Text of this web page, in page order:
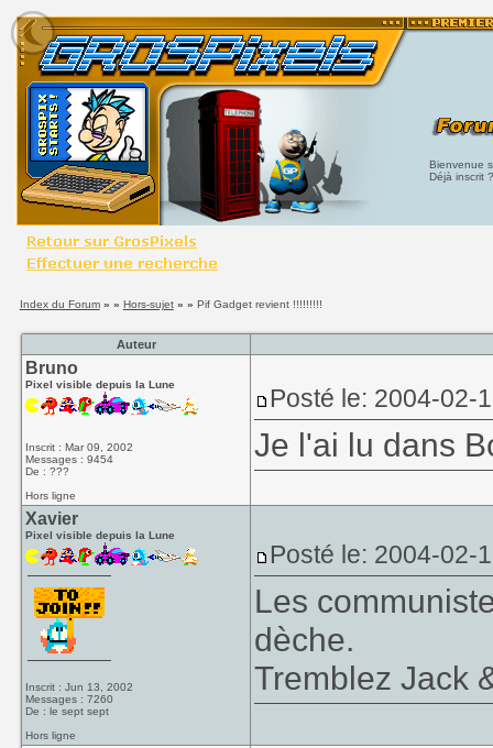
Bienvenue
Déjà inscrit
Index du Forum» » Hors-sujet» » Pif Gadget revient !!!!!!!!!
Auteur
Bruno
Pixel visible depuis la Lune
Inscrit : Mar 09, 2002
Messages : 9454
De : ???
Hors ligne
Posté le: 2004-02-
Je l'ai lu dans
Xavier
Pixel visible depuis la Lune
Inscrit : Jun 13, 2002
Messages : 7260
De : le sept sept
Hors ligne
Posté le: 2004-02-
Les
dèche.
Tremblez Jack